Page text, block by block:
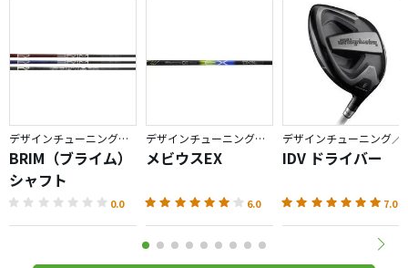
デザインチューニング／BRIM
BRIM（ブライム）
シャフト
0.0
デザインチューニング／メビウス
メビウスEX
6.0
デザインチューニング／
IDV ドライバー
7.0